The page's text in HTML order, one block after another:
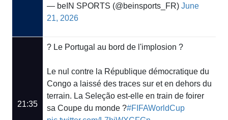
— beIN SPORTS (@beinsports_FR) June
21, 2026
21:35
? Le Portugal au bord de l'implosion ?
Le nul contre la République démocratique du
Congo a laissé des traces sur et en dehors du
terrain. La Seleção est-elle en train de foirer
sa Coupe du monde ?#FIFAWorldCup